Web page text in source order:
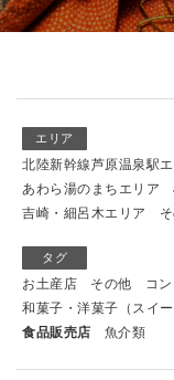
エリア
北陸新幹線芦原温泉駅
あわら湯のまちエリア
吉崎・細呂木エリア
タグ
お土産店 その他 コ
和菓子・洋菓子（スイー
食品販売店
魚介類